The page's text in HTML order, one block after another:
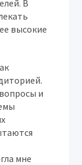
В
высокие
и
мне